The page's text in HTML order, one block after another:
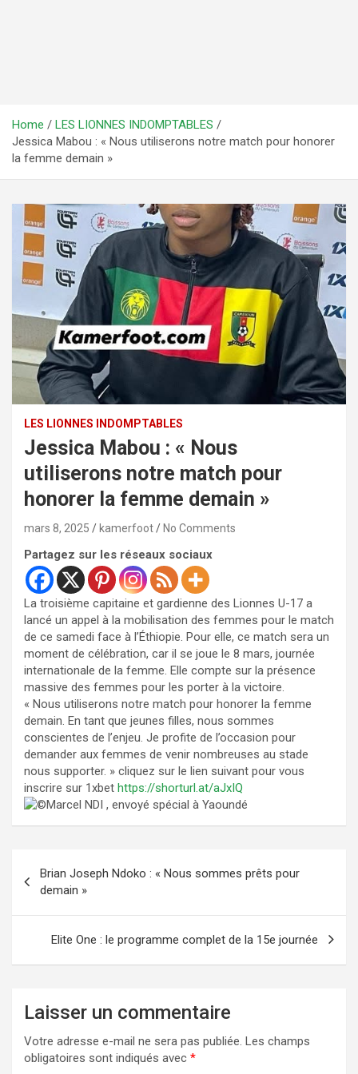
Home
LES LIONNES INDOMPTABLES
Jessica Mabou : « Nous utiliserons notre match pour honorer
la femme demain »
LES LIONNES INDOMPTABLES
Jessica Mabou : « Nous
utiliserons notre match pour
honorer la femme demain »
mars 8, 2025 kamerfoot No Comments
Partagez sur les réseaux sociaux
La troisième capitaine et gardienne des Lionnes U-17 a
lancé un appel à la mobilisation des femmes pour le match
de ce samedi face à l’Éthiopie. Pour elle, ce match sera un
moment de célébration, car il se joue le 8 mars, journée
internationale de la femme. Elle compte sur la présence
massive des femmes pour les porter à la victoire.
« Nous utiliserons notre match pour honorer la femme
demain. En tant que jeunes filles, nous sommes
conscientes de l’enjeu. Je profite de l’occasion pour
demander aux femmes de venir nombreuses au stade
nous supporter. » cliquez sur le lien suivant pour vous
inscrire sur 1xbet https://shorturl.at/aJxIQ
Marcel NDI , envoyé spécial à Yaoundé
de
l’article
Brian Joseph Ndoko : « Nous sommes prêts pour
demain »
Elite One : le programme complet de la 15e journée
Laisser un commentaire
Votre adresse e-mail ne sera pas publiée. Les champs
obligatoires sont indiqués avec *